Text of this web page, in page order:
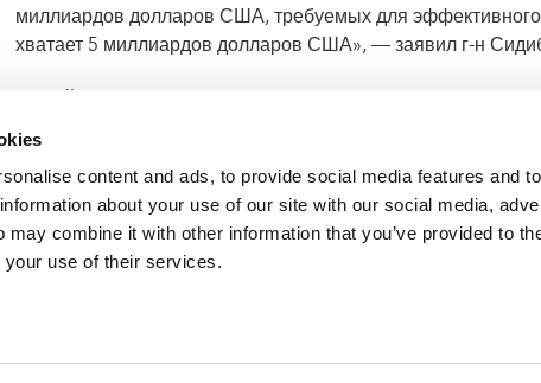
content and ads, to provide social media features and
about your use of our site with our social media,
combine it with other information that you’ve provided to
your use of their services.
миллиардов долларов США, требуемых для
хватает 5 миллиардов долларов США», — заявил г-н
сотрудничества с США для искоренения СПИДа как в
ЮНЭЙДС приветствует обязательство Президента